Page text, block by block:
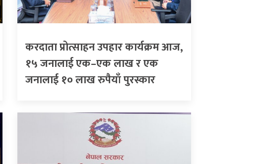
करदाता प्रोत्साहन उपहार कार्यक्रम आज,
१५ जनालाई एक–एक लाख र एक
जनालाई १० लाख रुपैयाँ पुरस्कार